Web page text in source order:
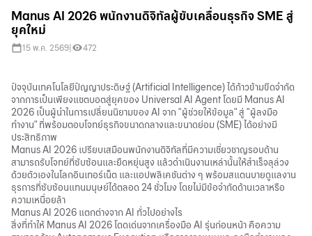
Manus AI 2026 พนักงานดิจิทัลผู้ขับเคลื่อนธุรกิจ SME สู่
ยุคใหม่
15 พ.ค. 2569 472
ปัจจุบันเทคโนโลยีปัญญาประดิษฐ์ (Artificial Intelligence) ได้ก้าวข้ามขีดจำกัด
จากการเป็นเพียงแชตบอตสู่ยุคของ Universal AI Agent โดยมี Manus AI
2026 เป็นผู้นำในการเปลี่ยนนิยามของ AI จาก "ผู้ช่วยให้ข้อมูล" สู่ "ผู้ลงมือ
ทำงาน" ที่พร้อมตอบโจทย์ธุรกิจขนาดกลางและขนาดย่อม (SME) ได้อย่างมี
ประสิทธิภาพ
Manus AI 2026 เปรียบเสมือนพนักงานดิจิทัลที่มีความเชี่ยวชาญรอบด้าน
สามารถรับโจทย์ที่ซับซ้อนและยืดหยุ่นสูง แล้วดำเนินงานเหล่านั้นให้สำเร็จลุล่วง
ด้วยตัวเองในโลกอินเทอร์เน็ต และแอปพลิเคชันต่าง ๆ พร้อมสแตนบายดูแลงาน
ธุรการที่ซับซ้อนแทนมนุษย์ได้ตลอด 24 ชั่วโมง โดยไม่มีข้อจำกัดด้านเวลาหรือ
ความเหนื่อยล้า
Manus AI 2026 แตกต่างจาก AI ทั่วไปอย่างไร
สิ่งที่ทำให้ Manus AI 2026 โดดเด่นจากเครื่องมือ AI รุ่นก่อนหน้า คือความ